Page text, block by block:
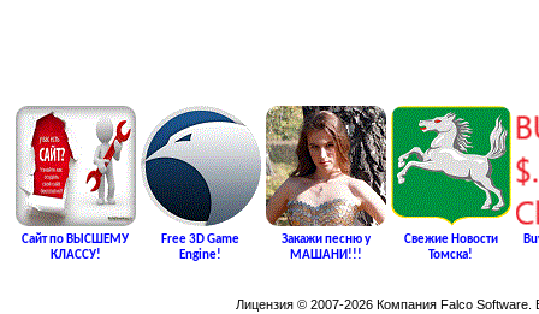
Сайт по ВЫСШЕМУ
КЛАССУ!
Free 3D Game
Engine!
Закажи песню у
МАШАНИ!!!
Свежие Новости
Томска!
Лицензия © 2007-2026 Компания Falco